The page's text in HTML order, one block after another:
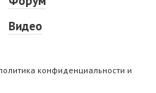
Видео
конфиденциальности и